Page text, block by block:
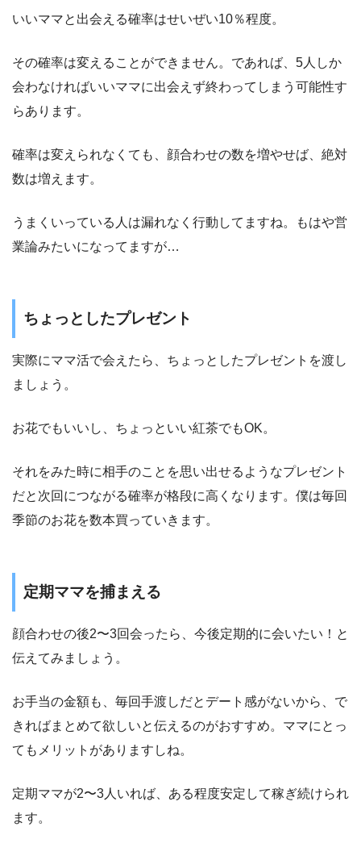
いいママと出会える確率はせいぜい10％程度。
その確率は変えることができません。であれば、5人しか
会わなければいいママに出会えず終わってしまう可能性す
らあります。
確率は変えられなくても、顔合わせの数を増やせば、絶対
数は増えます。
うまくいっている人は漏れなく行動してますね。もはや営
業論みたいになってますが…
ちょっとしたプレゼント
実際にママ活で会えたら、ちょっとしたプレゼントを渡し
ましょう。
お花でもいいし、ちょっといい紅茶でもOK。
それをみた時に相手のことを思い出せるようなプレゼント
だと次回につながる確率が格段に高くなります。僕は毎回
季節のお花を数本買っていきます。
定期ママを捕まえる
顔合わせの後2〜3回会ったら、今後定期的に会いたい！と
伝えてみましょう。
お手当の金額も、毎回手渡しだとデート感がないから、で
きればまとめて欲しいと伝えるのがおすすめ。ママにとっ
てもメリットがありますしね。
定期ママが2〜3人いれば、ある程度安定して稼ぎ続けられ
ます。